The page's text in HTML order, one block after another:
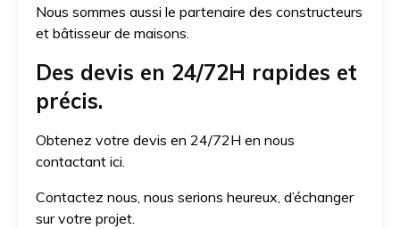
Nous sommes aussi le partenaire des constructeurs
et bâtisseur de maisons.
Des devis en 24/72H rapides et
précis.
Obtenez votre devis en 24/72H en nous
contactant ici.
Contactez nous, nous serions heureux, d’échanger
sur votre projet.